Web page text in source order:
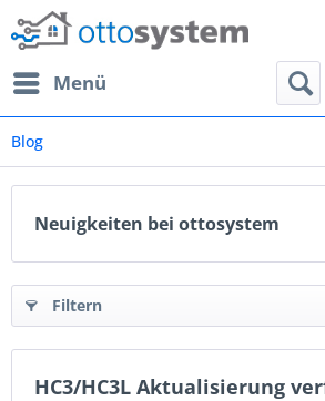
Menü
Blog
Neuigkeiten bei ottosystem
Filtern
HC3/HC3L Aktualisierung